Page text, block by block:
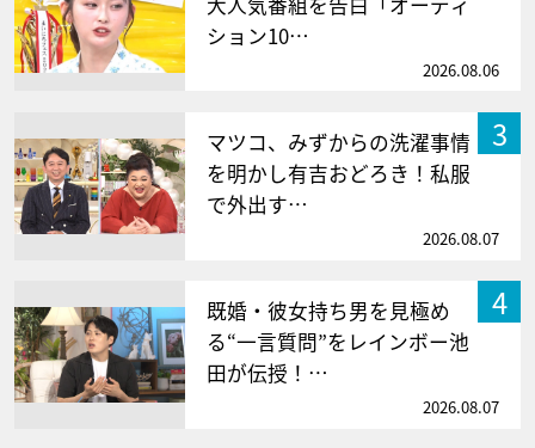
ション10…
2026.08.06
3
マツコ、みずからの洗濯事情
を明かし有吉おどろき！私服
で外出す…
2026.08.07
4
既婚・彼女持ち男を見極め
る“一言質問”をレインボー池
田が伝授！…
2026.08.07